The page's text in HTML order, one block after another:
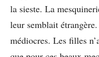
la sieste. La
leur semblait
médiocres. Les filles